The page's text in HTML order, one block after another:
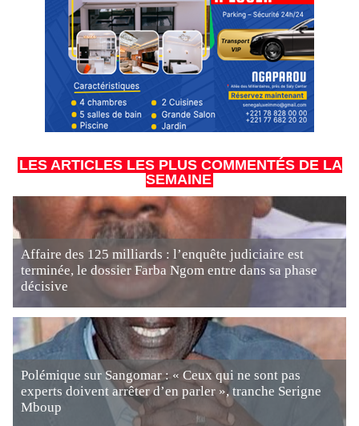
LES ARTICLES LES PLUS COMMENTÉS DE LA
SEMAINE
Affaire des 125 milliards : l’enquête judiciaire est
terminée, le dossier Farba Ngom entre dans sa phase
décisive
Polémique sur Sangomar : « Ceux qui ne sont pas
experts doivent arrêter d’en parler », tranche Serigne
Mboup